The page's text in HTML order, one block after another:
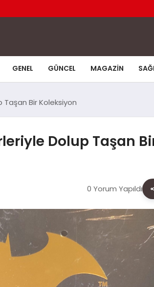
GENEL GÜNCEL MAGAZIN
Taşan Bir Koleksiyon
Dolup Taşan
0 Yorum Yapıldı